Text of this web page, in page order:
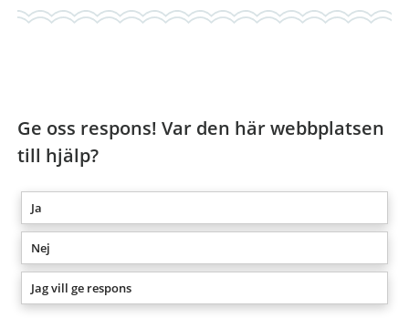
Ge oss respons! Var den här webbplatsen
till hjälp?
Ja
Nej
Jag vill ge respons